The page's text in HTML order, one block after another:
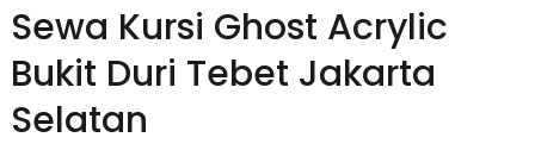
Sewa Kursi Ghost Acrylic
Bukit Duri Tebet Jakarta
Selatan